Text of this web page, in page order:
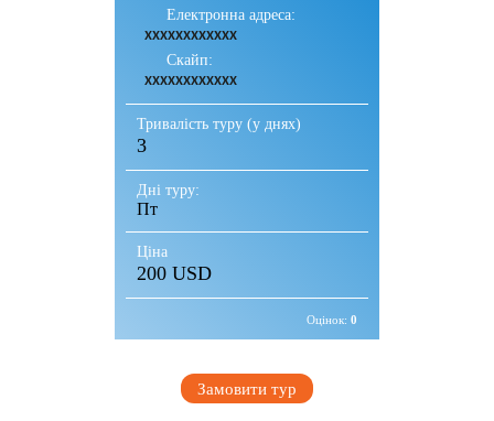
Електронна адреса:
XXXXXXXXXXXX
Скайп:
XXXXXXXXXXXX
Тривалість туру (у днях)
3
Дні туру:
Пт
Ціна
200 USD
Оцінок: 0
Замовити тур